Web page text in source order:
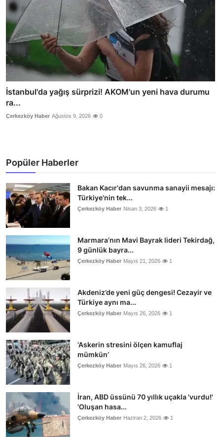
İstanbul'da yağış sürprizi! AKOM'un yeni hava durumu
ra...
Çerkezköy Haber Ağustos 9, 2026 0
Popüler Haberler
Bakan Kacır'dan savunma sanayii mesajı:
Türkiye'nin tek...
Çerkezköy Haber Nisan 3, 2026 1
Marmara’nın Mavi Bayrak lideri Tekirdağ,
9 günlük bayra...
Çerkezköy Haber Mayıs 21, 2026 1
Akdeniz’de yeni güç dengesi! Cezayir ve
Türkiye aynı ma...
Çerkezköy Haber Mayıs 26, 2026 1
‘Askerin stresini ölçen kamuflaj
mümkün’
Çerkezköy Haber Mayıs 26, 2026 1
İran, ABD üssünü 70 yıllık uçakla 'vurdu!'
'Oluşan hasa...
Çerkezköy Haber Haziran 2, 2026 1